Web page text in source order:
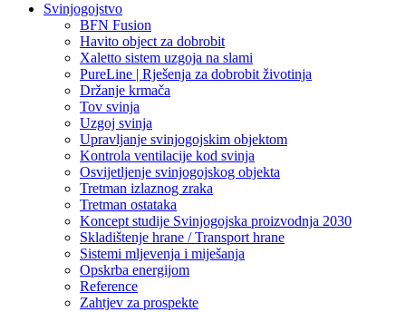
Svinjogojstvo
BFN Fusion
Havito object za dobrobit
Xaletto sistem uzgoja na slami
PureLine | Rješenja za dobrobit životinja
Držanje krmača
Tov svinja
Uzgoj svinja
Upravljanje svinjogojskim objektom
Kontrola ventilacije kod svinja
Osvijetljenje svinjogojskog objekta
Tretman izlaznog zraka
Tretman ostataka
Koncept studije Svinjogojska proizvodnja 2030
Skladištenje hrane / Transport hrane
Sistemi mljevenja i miješanja
Opskrba energijom
Reference
Zahtjev za prospekte